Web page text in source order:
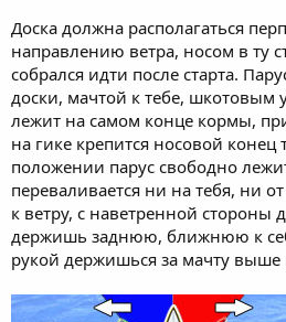
Доска должна располагаться
направлению ветра, носом в ту
собрался идти после старта.
доски, мачтой к тебе, шкотовым
лежит на самом конце кормы,
на гике крепится носовой конец
положении парус свободно
переваливается ни на тебя, ни
к ветру, с наветренной стороны
держишь заднюю, ближнюю к
рукой держишься за мачту выше